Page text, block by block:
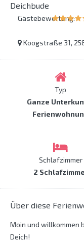
Deichbude
Gästebewertung:
Koogstraße 31,
Typ
Ganze
Schlafzimmer
2
Über diese
Moin und willkommen
Deich!